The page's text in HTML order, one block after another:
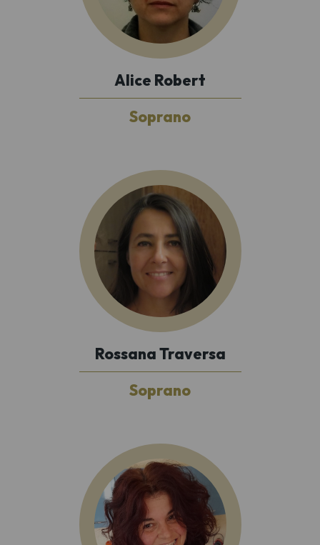
Alice Robert
Soprano
Rossana Traversa
Soprano